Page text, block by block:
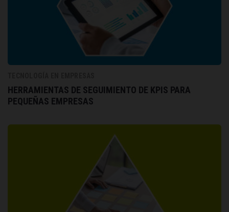
HERRAMIENTAS DE SEGUIMIENTO DE KPIS PARA
PEQUEÑAS EMPRESAS